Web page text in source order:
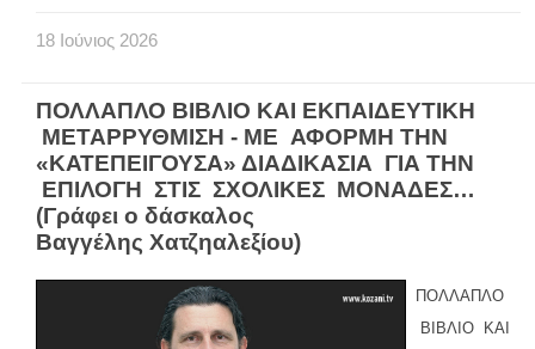
18 Ιούνιος 2026
ΠΟΛΛΑΠΛΟ ΒΙΒΛΙΟ ΚΑΙ ΕΚΠΑΙΔΕΥΤΙΚΗ
ΜΕΤΑΡΡΥΘΜΙΣΗ - ΜΕ ΑΦΟΡΜΗ ΤΗΝ
«ΚΑΤΕΠΕΙΓΟΥΣΑ» ΔΙΑΔΙΚΑΣΙΑ ΓΙΑ ΤΗΝ
ΕΠΙΛΟΓΗ ΣΤΙΣ ΣΧΟΛΙΚΕΣ ΜΟΝΑΔΕΣ…
(Γράφει ο δάσκαλος
Βαγγέλης Χατζηαλεξίου)
ΠΟΛΛΑΠΛΟ
ΒΙΒΛΙΟ ΚΑΙ